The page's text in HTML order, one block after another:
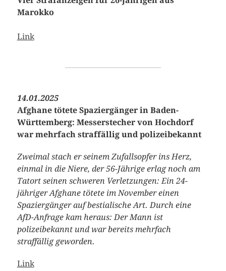
Marokko
Link
14.01.2025
Afghane tötete Spaziergänger in Baden-
Württemberg: Messerstecher von Hochdorf
war mehrfach straffällig und polizeibekannt
Zweimal stach er seinem Zufallsopfer ins Herz,
einmal in die Niere, der 56-Jährige erlag noch am
Tatort seinen schweren Verletzungen: Ein 24-
jähriger Afghane tötete im November einen
Spaziergänger auf bestialische Art. Durch eine
AfD-Anfrage kam heraus: Der Mann ist
polizeibekannt und war bereits mehrfach
straffällig geworden.
Link